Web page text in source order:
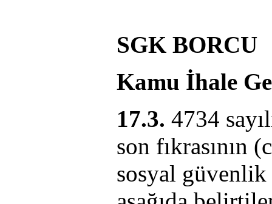
SGK BORCU
Kamu İhale
17.3. 4734
son fıkrasının
sosyal